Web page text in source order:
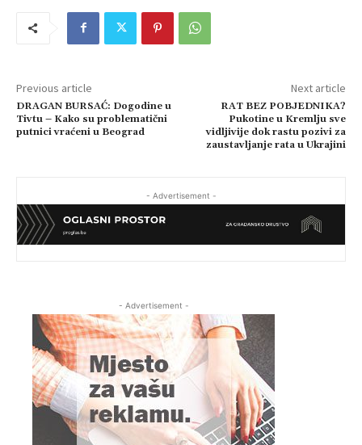
Previous article
DRAGAN BURSAĆ: Dogodine u
Tivtu – Kako su problematični
putnici vraćeni u Beograd
Next article
RAT BEZ POBJEDNIKA?
Pukotine u Kremlju sve
vidljivije dok rastu pozivi za
zaustavljanje rata u Ukrajini
- Advertisement -
- Advertisement -